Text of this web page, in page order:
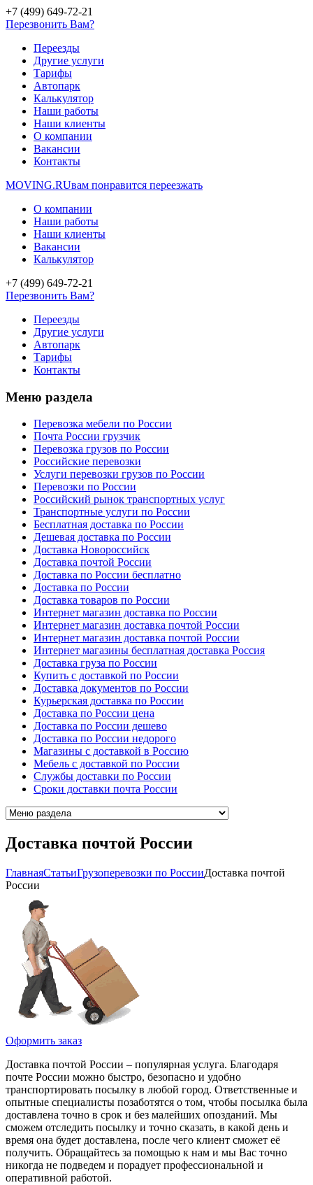
+7 (499) 649-72-21
Перезвонить Вам?
Переезды
Другие услуги
Тарифы
Автопарк
Калькулятор
Наши работы
Наши клиенты
О компании
Вакансии
Контакты
MOVING.RUвам понравится переезжать
О компании
Наши работы
Наши клиенты
Вакансии
Калькулятор
+7 (499) 649-72-21
Перезвонить Вам?
Переезды
Другие услуги
Автопарк
Тарифы
Контакты
Меню раздела
Перевозка мебели по России
Почта России грузчик
Перевозка грузов по России
Российские перевозки
Услуги перевозки грузов по России
Перевозки по России
Российский рынок транспортных услуг
Транспортные услуги по России
Бесплатная доставка по России
Дешевая доставка по России
Доставка Новороссийск
Доставка почтой России
Доставка по России бесплатно
Доставка по России
Доставка товаров по России
Интернет магазин доставка по России
Интернет магазин доставка почтой России
Интернет магазин доставка почтой России
Интернет магазины бесплатная доставка Россия
Доставка груза по России
Купить с доставкой по России
Доставка документов по России
Курьерская доставка по России
Доставка по России цена
Доставка по России дешево
Доставка по России недорого
Магазины с доставкой в Россию
Мебель с доставкой по России
Cлужбы доставки по России
Cроки доставки почта России
Доставка почтой России
ГлавнаяCтатьиГрузоперевозки по РоссииДоставка почтой
России
Оформить заказ
Доставка почтой России – популярная услуга. Благодаря
почте России можно быстро, безопасно и удобно
транспортировать посылку в любой город. Ответственные и
опытные специалисты позаботятся о том, чтобы посылка была
доставлена точно в срок и без малейших опозданий. Мы
сможем отследить посылку и точно сказать, в какой день и
время она будет доставлена, после чего клиент сможет её
получить. Обращайтесь за помощью к нам и мы Вас точно
никогда не подведем и порадует профессиональной и
оперативной работой.